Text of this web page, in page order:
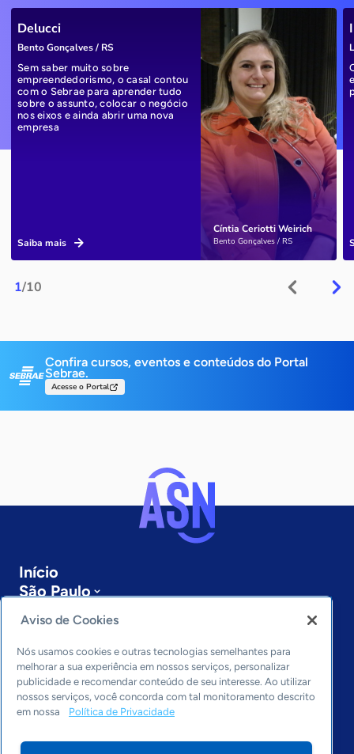
1/10
Cíntia Ceriotti Weirich
Bento Gonçalves / RS
Delucci
Bento Gonçalves / RS
Sem saber muito sobre
empreendedorismo, o casal contou
com o Sebrae para aprender tudo
sobre o assunto, colocar o negócio
nos eixos e ainda abrir uma nova
empresa
Saiba mais
Confira cursos, eventos e conteúdos do Portal
Sebrae.
Acesse o Portal
Início
São Paulo
Sobre a ASN
Últimas notícias
Entre em contato
Editorias
Economia & Política
Inovação & Tecnologia
Cultura empreendedora
Aviso de Cookies
Nós usamos cookies e outras tecnologias semelhantes para
melhorar a sua experiência em nossos serviços, personalizar
publicidade e recomendar conteúdo de seu interesse. Ao utilizar
nossos serviços, você concorda com tal monitoramento descrito
em nossa
Política de Privacidade